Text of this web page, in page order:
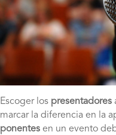
Escoger los presentadores
marcar la diferencia en la
ponentes en un evento